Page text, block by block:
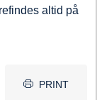
altid på
PRINT